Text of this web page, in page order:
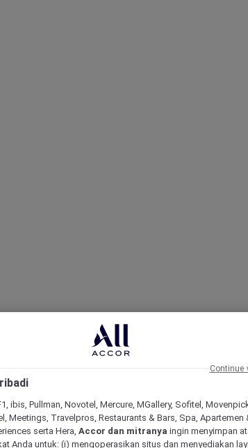
ibis, Pullman, Novotel, Mercure, MGallery, Sofitel,
Meetings, Travelpros, Restaurants & Bars, Spa, Apartemen
serta Hera, Accor dan mitranya ingin menyimpan
Anda untuk: (i) mengoperasikan situs dan menyediakan
Continue